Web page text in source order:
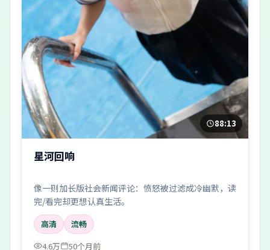
88:13
星河回响
像一则加长版社会新闻评论：愤怒被过滤成冷幽默，读
完/看完却更想认真生活。
高清
流畅
4.6万
50个月前